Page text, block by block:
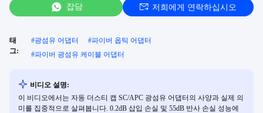
잡담 저희에게 연락하십시오
태
그:
#광섬유 어댑터 #파이버 옵틱 어댑터
#파이버 광섬유 케이블 어댑터
비디오 설명:
이 비디오에서는 자동 더스티 캡 SC/APC 광섬유 어댑터의 사양과 실제 의
미를 집중적으로 살펴봅니다. 0.2dB 삽입 손실 및 55dB 반사 손실 성능에